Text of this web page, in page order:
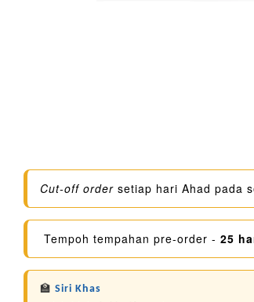
Cut-off order setiap hari Ahad pada
Tempoh tempahan pre-order - 25
🏫 Siri Khas